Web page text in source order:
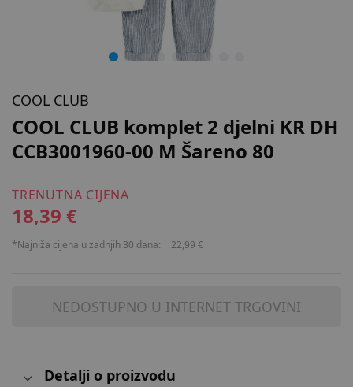
COOL CLUB
COOL CLUB komplet 2 djelni KR DH
CCB3001960-00 M Šareno 80
TRENUTNA CIJENA
18,39 €
*Najniža cijena u zadnjih 30 dana: 22,99 €
NEDOSTUPNO U INTERNET TRGOVINI
Detalji o proizvodu